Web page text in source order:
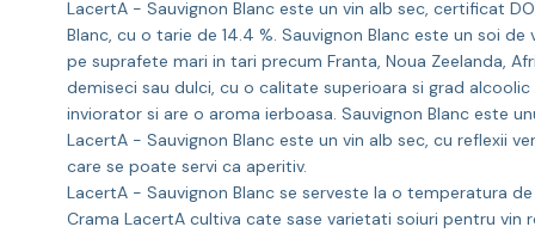
LacertA - Sauvignon Blanc este un vin alb sec, certificat
Blanc, cu o tarie de 14.4 %. Sauvignon Blanc este un soi
pe suprafete mari in tari precum Franta, Noua Zeelanda,
demiseci sau dulci, cu o calitate superioara si grad
inviorator si are o aroma ierboasa. Sauvignon Blanc este
LacertA - Sauvignon Blanc este un vin alb sec, cu reflexii
care se poate servi ca aperitiv.
LacertA - Sauvignon Blanc se serveste la o temperatura
Crama LacertA cultiva cate sase varietati soiuri pentru vin